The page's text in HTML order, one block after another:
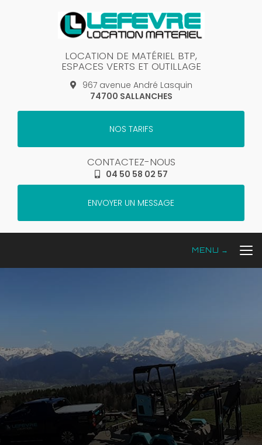
LOCATION DE MATÉRIEL BTP,
ESPACES VERTS ET OUTILLAGE
967 avenue André Lasquin
74700 SALLANCHES
NOS TARIFS
CONTACTEZ-NOUS
04 50 58 02 57
ENVOYER UN MESSAGE